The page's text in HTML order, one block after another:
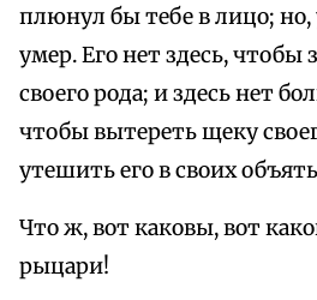
плюнул бы тебе в лицо; но,
умер. Его нет здесь, чтобы
своего рода; и здесь нет
чтобы вытереть щеку
утешить его в своих
Что ж, вот каковы, вот
рыцари!